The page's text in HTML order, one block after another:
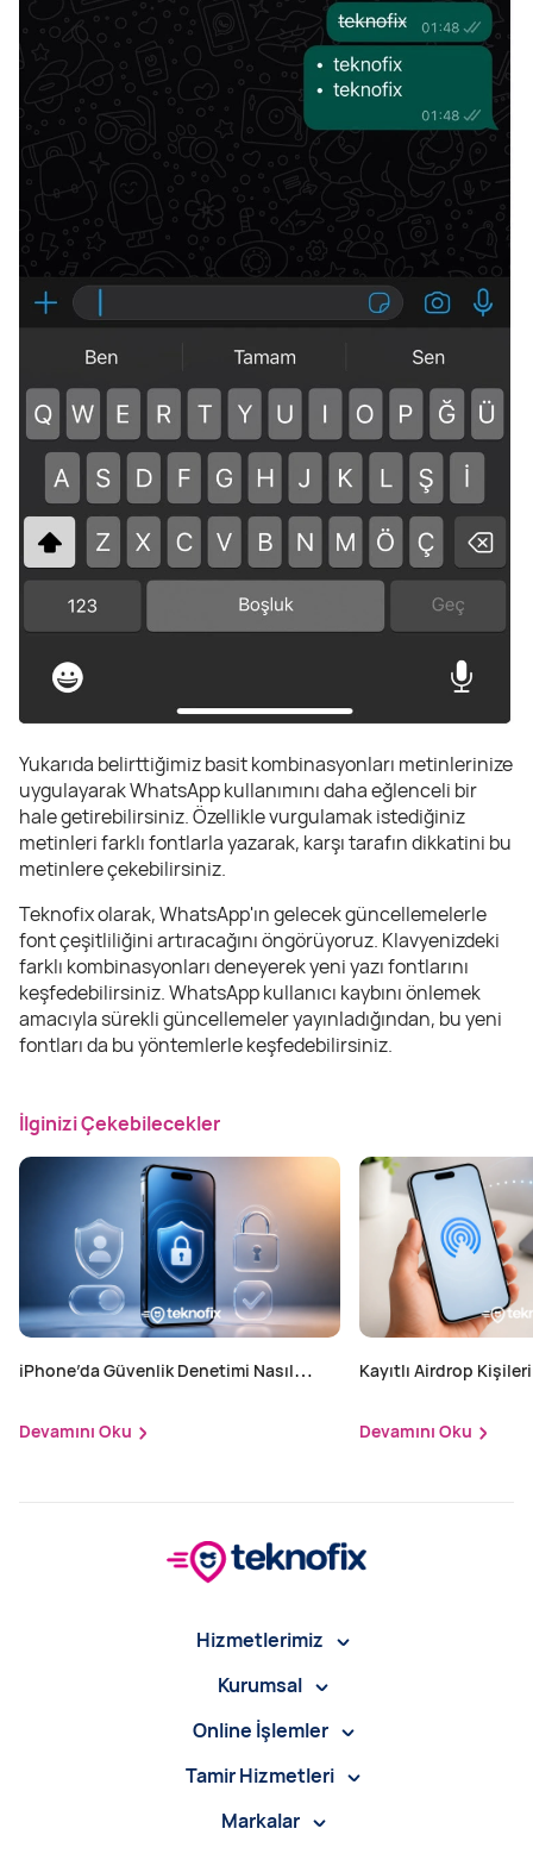
Yukarıda belirttiğimiz basit kombinasyonları metinlerinize
uygulayarak WhatsApp kullanımını daha eğlenceli bir
hale getirebilirsiniz. Özellikle vurgulamak istediğiniz
metinleri farklı fontlarla yazarak, karşı tarafın dikkatini bu
metinlere çekebilirsiniz.
Teknofix olarak, WhatsApp'ın gelecek güncellemelerle
font çeşitliliğini artıracağını öngörüyoruz. Klavyenizdeki
farklı kombinasyonları deneyerek yeni yazı fontlarını
keşfedebilirsiniz. WhatsApp kullanıcı kaybını önlemek
amacıyla sürekli güncellemeler yayınladığından, bu yeni
fontları da bu yöntemlerle keşfedebilirsiniz.
İlginizi Çekebilecekler
iPhone’da Güvenlik Denetimi Nasıl
Devamını Oku
Kayıtlı Airdrop
Devamını Oku
Hizmetlerimiz
Kurumsal
Online İşlemler
Tamir Hizmetleri
Markalar